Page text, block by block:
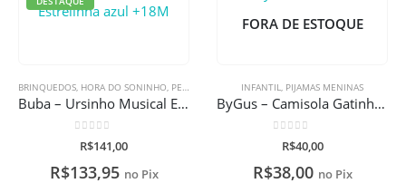
BRINQUEDOS, HORA DO SONINHO, PELÚCIA/METOO
Buba – Ursinho Musical Estrelinha azul +18M
de 5
R$141,00
R$133,95 no Pix
FORA DE ESTOQUE
INFANTIL, PIJAMAS MENINAS
ByGus – Camisola Gatinhos
de 5
R$40,00
R$38,00 no Pix